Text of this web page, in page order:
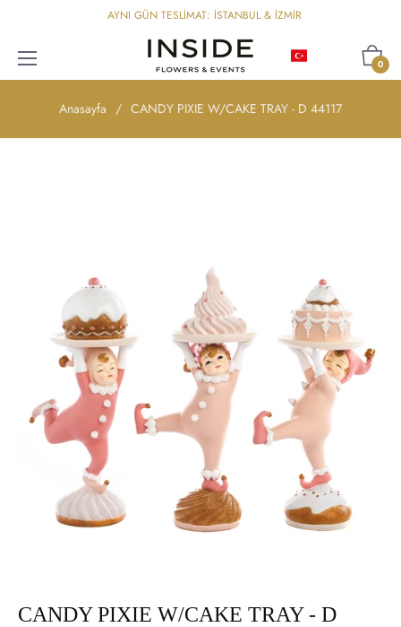
AYNI GÜN TESLİMAT: İSTANBUL & İZMİR
Sepet
0
Anasayfa / CANDY PIXIE W/CAKE TRAY - D 44117
CANDY PIXIE W/CAKE TRAY - D